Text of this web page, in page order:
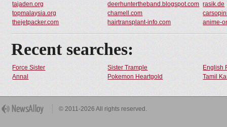
tajaden.org deerhuntertheband.blogspot.com rasik.de
topmalaysia.org
chamell.com
thejetpacker.com
hairtransplant-info.com anime-
Recent searches:
Force Sister Sister Trample
English
Annal
Pokemon Heartgold Tamil
© 2011-2026 All rights reserved.